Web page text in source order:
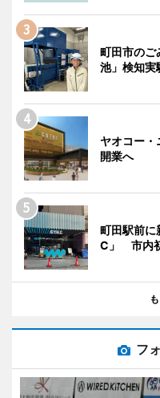
町田市のご
池」検知
ヤオコー
開業へ
町田駅前に
C」 市内
フ